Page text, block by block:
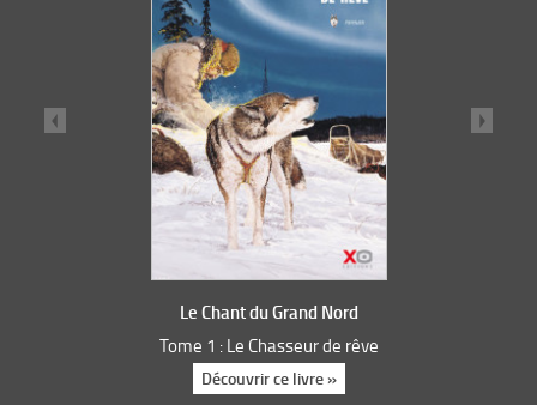
Le Chant du Grand Nord
Tome 1 : Le Chasseur de rêve
Découvrir ce livre »